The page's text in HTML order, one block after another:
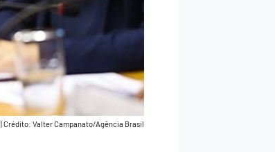
|Crédito: Valter Campanato/Agência Brasil